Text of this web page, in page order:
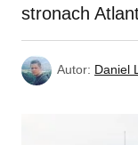
stronach
Autor: Daniel